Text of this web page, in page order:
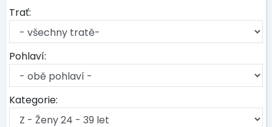
Trať:
Pohlaví:
Kategorie: